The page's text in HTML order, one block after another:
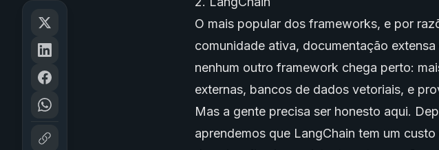
O mais popular dos frameworks, e por
comunidade ativa, documentação
nenhum outro framework chega perto:
externas, bancos de dados vetoriais, e
Mas a gente precisa ser honesto aqui.
aprendemos que LangChain tem um